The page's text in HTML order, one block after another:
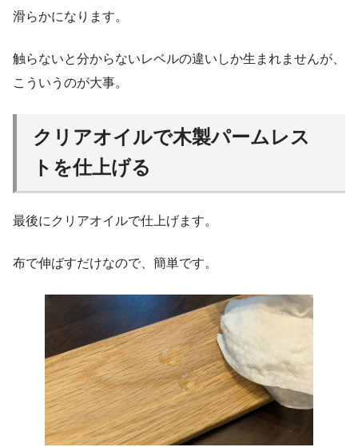
滑らかになります。
触らないと分からないレベルの違いしか生まれませんが、
こういうのが大事。
クリアオイルで木製パームレス
トを仕上げる
最後にクリアオイルで仕上げます。
布で伸ばすだけなので、簡単です。